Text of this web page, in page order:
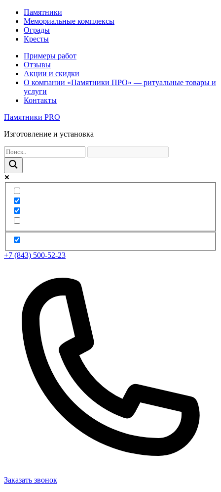
Памятники
Мемориальные комплексы
Ограды
Кресты
Примеры работ
Отзывы
Акции и скидки
О компании «Памятники ПРО» — ритуальные товары и
услуги
Контакты
Памятники PRO
Изготовление и установка
+7 (843) 500-52-23
Заказать звонок